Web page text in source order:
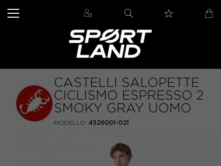
CASTELLI SALOPETTE
CICLISMO ESPRESSO 2
SMOKY GRAY UOMO
MODELLO: 4526001-021